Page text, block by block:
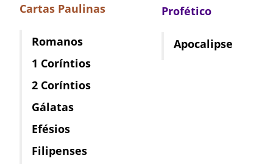
Cartas Paulinas
Romanos
1 Coríntios
2 Coríntios
Gálatas
Efésios
Filipenses
Profético
Apocalipse